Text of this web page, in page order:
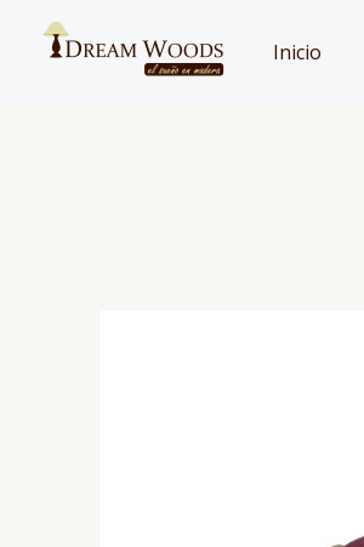
Inicio